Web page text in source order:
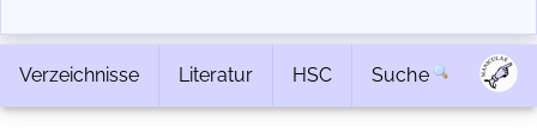
Verzeichnisse Literatur HSC Suche